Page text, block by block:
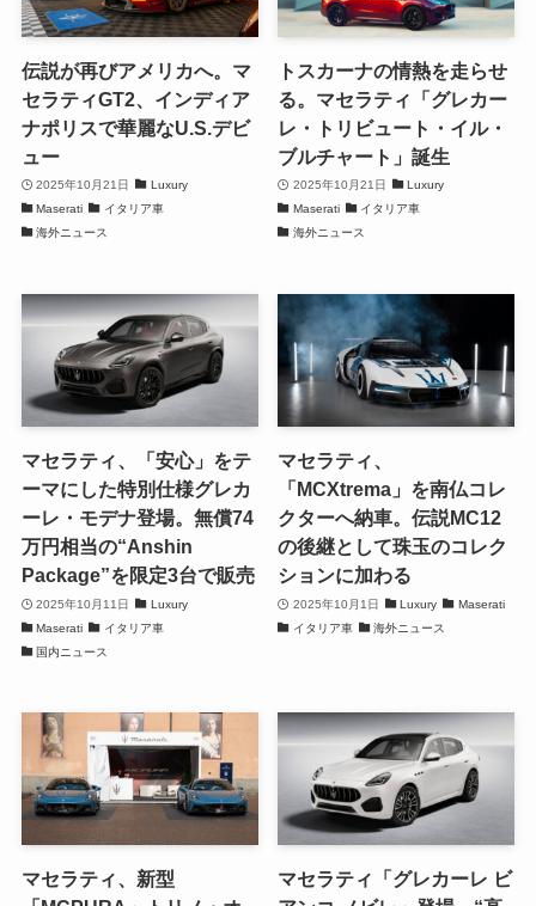
伝説が再びアメリカへ。マ
セラティGT2、インディア
ナポリスで華麗なU.S.デビ
ュー
2025年10月21日
Luxury
Maserati
イタリア車
海外ニュース
トスカーナの情熱を走らせ
る。マセラティ「グレカー
レ・トリビュート・イル・
ブルチャート」誕生
2025年10月21日
Luxury
Maserati
イタリア車
海外ニュース
マセラティ、「安心」をテ
ーマにした特別仕様グレカ
ーレ・モデナ登場。無償74
万円相当の“Anshin
Package”を限定3台で販売
2025年10月11日
Luxury
Maserati
イタリア車
国内ニュース
マセラティ、
「MCXtrema」を南仏コレ
クターへ納車。伝説MC12
の後継として珠玉のコレク
ションに加わる
2025年10月1日 Luxury
Maserati
イタリア車
海外ニュース
マセラティ、新型
マセラティ「グレカーレ ビ